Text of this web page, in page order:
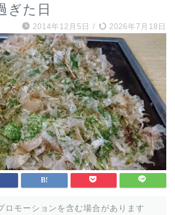
ぎた日
2014年12月5日 / 2026年7月18日
ロモーションを含む場合があります